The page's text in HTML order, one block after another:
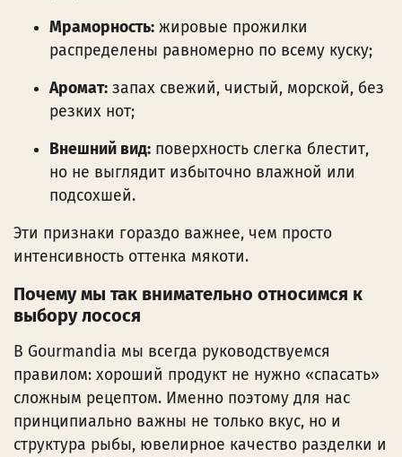
Мраморность: жировые прожилки
распределены равномерно по всему куску;
Аромат: запах свежий, чистый, морской, без
резких нот;
Внешний вид: поверхность слегка блестит,
но не выглядит избыточно влажной или
подсохшей.
Эти признаки гораздо важнее, чем просто
интенсивность оттенка мякоти.
Почему мы так внимательно относимся к
выбору лосося
В Gourmandia мы всегда руководствуемся
правилом: хороший продукт не нужно «спасать»
сложным рецептом. Именно поэтому для нас
принципиально важны не только вкус, но и
структура рыбы, ювелирное качество разделки и